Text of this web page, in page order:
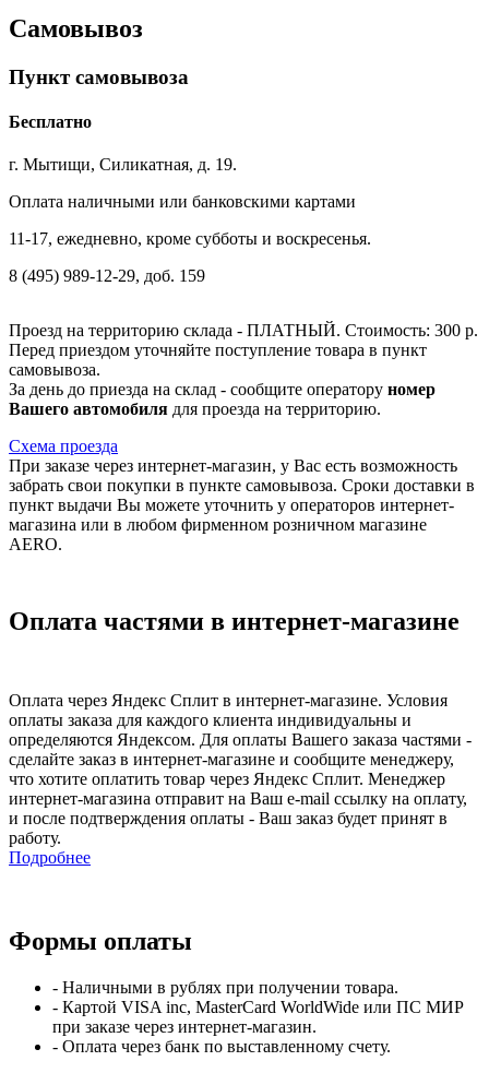
Самовывоз
Пункт самовывоза
Бесплатно
г. Мытищи, Силикатная, д. 19.
Оплата наличными или банковскими картами
11-17, ежедневно, кроме субботы и воскресенья.
8 (495) 989-12-29, доб. 159
Проезд на территорию склада - ПЛАТНЫЙ. Стоимость: 300 р.
Перед приездом уточняйте поступление товара в пункт
самовывоза.
За день до приезда на склад - сообщите оператору номер
Вашего автомобиля для проезда на территорию.
Схема проезда
При заказе через интернет-магазин, у Вас есть возможность
забрать свои покупки в пункте самовывоза. Сроки доставки в
пункт выдачи Вы можете уточнить у операторов интернет-
магазина или в любом фирменном розничном магазине
AERO.
Оплата частями в интернет-магазине
Оплата через Яндекс Сплит в интернет-магазине. Условия
оплаты заказа для каждого клиента индивидуальны и
определяются Яндексом. Для оплаты Вашего заказа частями -
сделайте заказ в интернет-магазине и сообщите менеджеру,
что хотите оплатить товар через Яндекс Сплит. Менеджер
интернет-магазина отправит на Ваш e-mail ссылку на оплату,
и после подтверждения оплаты - Ваш заказ будет принят в
работу.
Подробнее
Формы оплаты
- Наличными в рублях при получении товара.
- Картой VISA inc, MasterCard WorldWide или ПС МИР
при заказе через интернет-магазин.
- Оплата через банк по выставленному счету.